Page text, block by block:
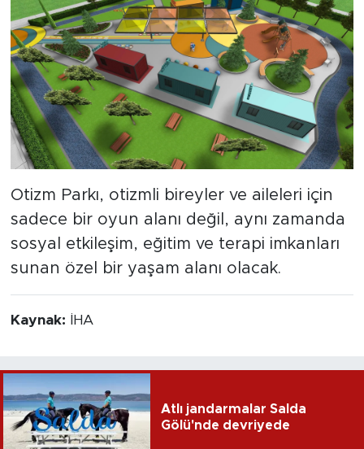
Otizm Parkı, otizmli bireyler ve aileleri için
sadece bir oyun alanı değil, aynı zamanda
sosyal etkileşim, eğitim ve terapi imkanları
sunan özel bir yaşam alanı olacak.
Kaynak: İHA
Atlı jandarmalar Salda
Gölü'nde devriyede